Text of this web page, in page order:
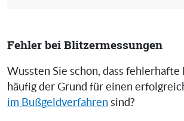
Fehler bei Blitzermessungen
Wussten Sie schon, dass fehlerhafte
häufig der Grund für einen
im Bußgeldverfahren sind?